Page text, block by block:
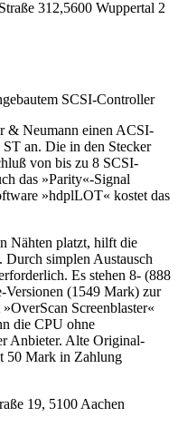
312,5600 Wuppertal 2
SCSI-Controller
& Neumann einen ACSI-
an. Die in den Stecker
von bis zu 8 SCSI-
das »Parity«-Signal
»hdplLOT« kostet das
Nähten platzt, hilft die
simplen Austausch
Es stehen 8- (888
(1549 Mark) zur
Screenblaster«
die CPU ohne
Anbieter. Alte Original-
50 Mark in Zahlung
19, 5100 Aachen